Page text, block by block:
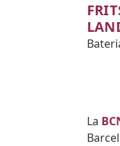
Body
La